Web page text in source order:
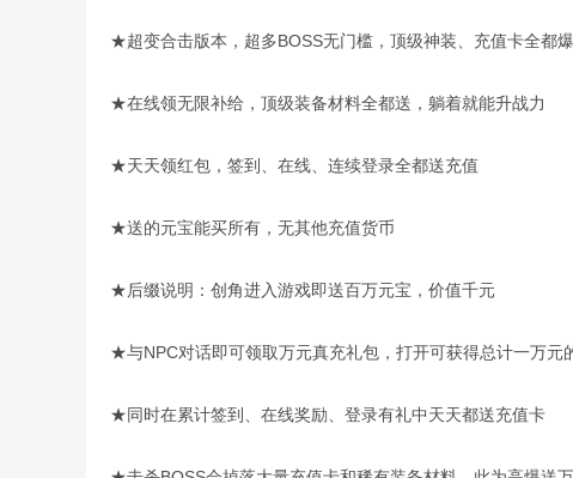
★超变合击版本，超多BOSS无门槛，顶级神装、充值卡全都爆
★在线领无限补给，顶级装备材料全都送，躺着就能升战力
★天天领红包，签到、在线、连续登录全都送充值
★送的元宝能买所有，无其他充值货币
★后缀说明：创角进入游戏即送百万元宝，价值千元
★与NPC对话即可领取万元真充礼包，打开可获得总计一万元
★同时在累计签到、在线奖励、登录有礼中天天都送充值卡